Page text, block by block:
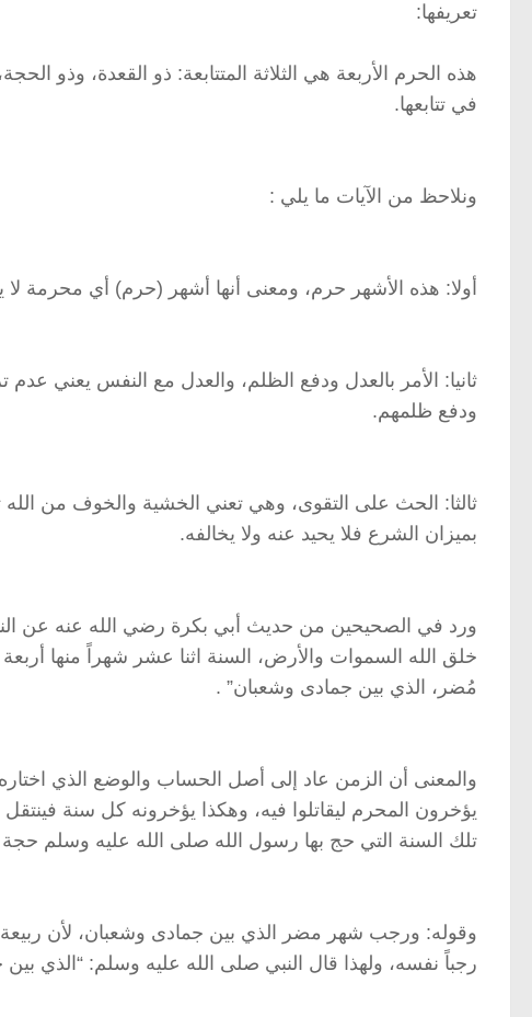
تعريفها:
هذه الحرم الأربعة هي الثلاثة المتتابعة: ذو القعدة، وذو
في تتابعها.
ونلاحظ من الآيات ما يلي :
أولا: هذه الأشهر حرم، ومعنى أنها أشهر (حرم) أي محرمة لا
ثانيا: الأمر بالعدل ودفع الظلم، والعدل مع النفس يعني
ودفع ظلمهم.
ثالثا: الحث على التقوى، وهي تعني الخشية والخوف من
بميزان الشرع فلا يحيد عنه ولا يخالفه.
ورد في الصحيحين من حديث أبي بكرة رضي الله عنه عن
خلق الله السموات والأرض، السنة اثنا عشر شهراً منها
مُضر، الذي بين جمادى وشعبان” .
والمعنى أن الزمن عاد إلى أصل الحساب والوضع الذي
يؤخرون المحرم ليقاتلوا فيه، وهكذا يؤخرونه كل سنة
تلك السنة التي حج بها رسول الله صلى الله عليه وسلم
وقوله: ورجب شهر مضر الذي بين جمادى وشعبان، لأن
رجباً نفسه، ولهذا قال النبي صلى الله عليه وسلم: “الذي